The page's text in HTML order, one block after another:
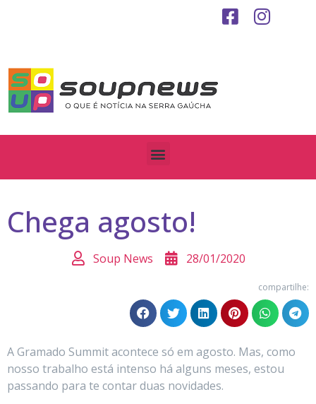
Chega agosto!
Soup News 28/01/2020
compartilhe:
A Gramado Summit acontece só em agosto. Mas, como
nosso trabalho está intenso há alguns meses, estou
passando para te contar duas novidades.